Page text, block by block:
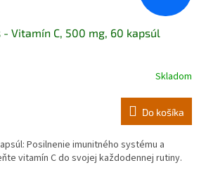
Vitamín C, 500 mg, 60 kapsúl
Skladom
Do košíka
Posilnenie imunitného systému a
vitamín C do svojej každodennej rutiny.